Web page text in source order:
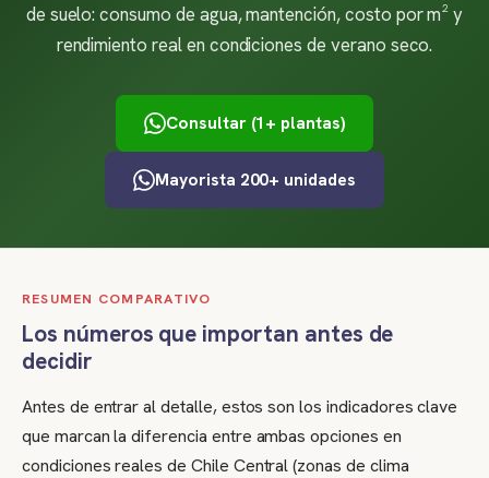
de suelo: consumo de agua, mantención, costo por m² y
rendimiento real en condiciones de verano seco.
Consultar (1+ plantas)
Mayorista 200+ unidades
RESUMEN COMPARATIVO
Los números que importan antes de
decidir
Antes de entrar al detalle, estos son los indicadores clave
que marcan la diferencia entre ambas opciones en
condiciones reales de Chile Central (zonas de clima